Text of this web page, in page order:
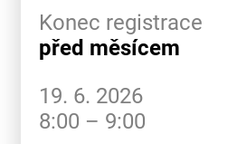
Konec registrace
před měsícem
19. 6. 2026
8:00 – 9:00